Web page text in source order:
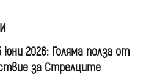
2026: Голяма полза от
за Стрелците